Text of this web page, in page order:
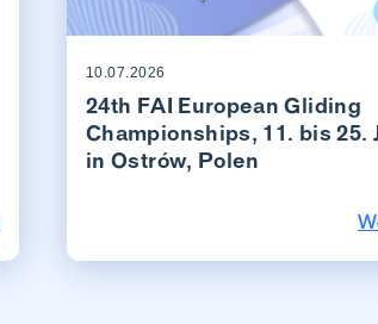
10.07.2026
24th FAI European Gliding
Championships, 11. bis 25.
in Ostrów, Polen